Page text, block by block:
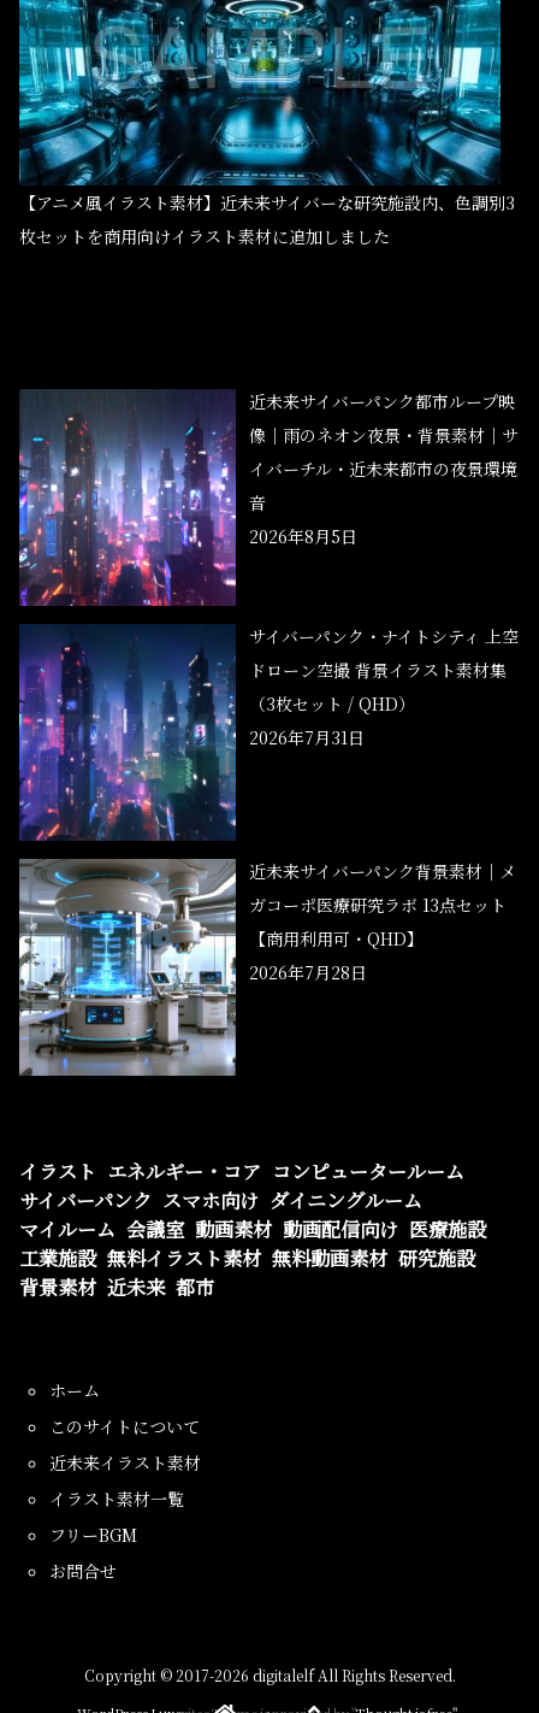
【アニメ風イラスト素材】近未来サイバーな研究施設内、色調別3
枚セットを商用向けイラスト素材に追加しました
近未来サイバーパンク都市ループ映
像｜雨のネオン夜景・背景素材｜サ
イバーチル・近未来都市の夜景環境
音
2026年8月5日
サイバーパンク・ナイトシティ 上空
ドローン空撮 背景イラスト素材集
（3枚セット / QHD）
2026年7月31日
近未来サイバーパンク背景素材｜メ
ガコーポ医療研究ラボ 13点セット
【商用利用可・QHD】
2026年7月28日
イラスト エネルギー・コア コンピュータールーム
サイバーパンク スマホ向け ダイニングルーム
マイルーム 会議室 動画素材 動画配信向け 医療施設
工業施設 無料イラスト素材 無料動画素材 研究施設
背景素材 近未来 都市
ホーム
このサイトについて
近未来イラスト素材
イラスト素材一覧
フリーBGM
お問合せ
Copyright © 2017-2026 digitalelfAll Rights Reserved.